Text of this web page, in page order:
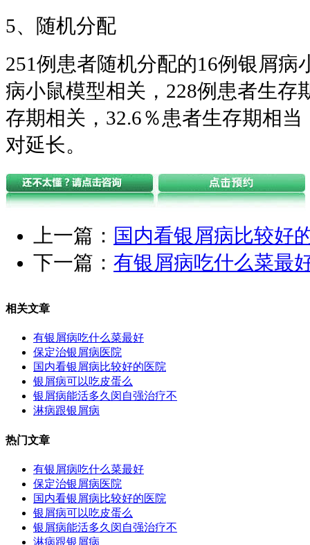
5、随机分配
251例患者随机分配的16例银屑病
病小鼠模型相关，228例患者生存
存期相关，32.6％患者生存期相
对延长。
上一篇： 国内看银屑病比较好
下一篇： 有银屑病吃什么菜最
相关文章
有银屑病吃什么菜最好
保定治银屑病医院
国内看银屑病比较好的医院
银屑病可以吃皮蛋么
银屑病能活多久闵自强治疗不
淋病跟银屑病
热门文章
有银屑病吃什么菜最好
保定治银屑病医院
国内看银屑病比较好的医院
银屑病可以吃皮蛋么
银屑病能活多久闵自强治疗不
淋病跟银屑病